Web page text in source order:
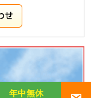
年中無休